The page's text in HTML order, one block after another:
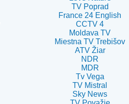
TV Poprad
France 24 English
CCTV 4
Moldava TV
Miestna TV Trebišov
ATV Žiar
NDR
MDR
Tv Vega
TV Mistral
Sky News